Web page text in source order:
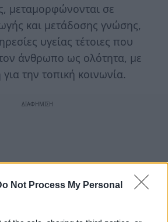
Not Process My Personal
μεταμορφώνονται σε
και μετάδοσης γνώσης,
υγείας τέτοιες που
άνθρωπο ως ολότητα, με
την τοπική κοινωνία.